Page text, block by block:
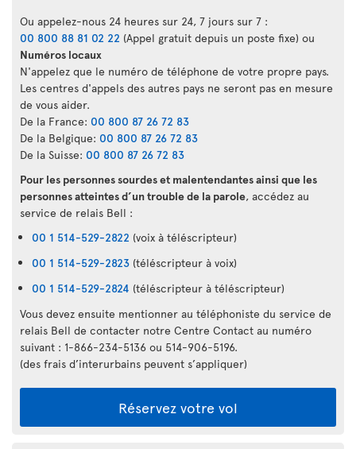
Ou appelez-nous 24 heures sur 24, 7 jours sur 7 :
00 800 88 81 02 22 (Appel gratuit depuis un poste fixe) ou
Numéros locaux
N'appelez que le numéro de téléphone de votre propre pays.
Les centres d'appels des autres pays ne seront pas en mesure
de vous aider.
De la France: 00 800 87 26 72 83
De la Belgique: 00 800 87 26 72 83
De la Suisse: 00 800 87 26 72 83
Pour les personnes sourdes et malentendantes ainsi que les
personnes atteintes d’un trouble de la parole, accédez au
service de relais Bell :
00 1 514-529-2822 (voix à téléscripteur)
00 1 514-529-2823 (téléscripteur à voix)
00 1 514-529-2824 (téléscripteur à téléscripteur)
Vous devez ensuite mentionner au téléphoniste du service de
relais Bell de contacter notre Centre Contact au numéro
suivant : 1-866-234-5136 ou 514-906-5196.
(des frais d’interurbains peuvent s’appliquer)
Réservez votre vol